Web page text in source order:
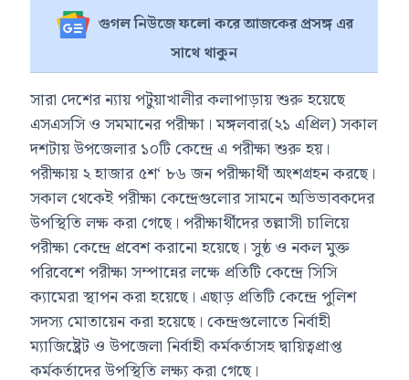
গুগল নিউজে ফলো করে আজকের প্রসঙ্গ এর
সাথে থাকুন
সারা দেশের ন্যায় পটুয়াখালীর কলাপাড়ায় শুরু হয়েছে
এসএসসি ও সমমানের পরীক্ষা। মঙ্গলবার(২১ এপ্রিল) সকাল
দশটায় উপজেলার ১০টি কেন্দ্রে এ পরীক্ষা শুরু হয়।
পরীক্ষায় ২ হাজার ৫শ‘ ৮৬ জন পরীক্ষার্থী অংশগ্রহন করছে।
সকাল থেকেই পরীক্ষা কেন্দ্রেগুলোর সামনে অভিভাবকদের
উপস্থিতি লক্ষ করা গেছে। পরীক্ষার্থীদের তল্লাসী চালিয়ে
পরীক্ষা কেন্দ্রে প্রবেশ করানো হয়েছে। সুষ্ঠ ও নকল মুক্ত
পরিবেশে পরীক্ষা সম্পান্নের লক্ষে প্রতিটি কেন্দ্রে সিসি
ক্যামেরা স্থাপন করা হয়েছে। এছাড় প্রতিটি কেন্দ্রে পুলিশ
সদস্য মোতায়েন করা হয়েছে। কেন্দ্রগুলোতে নির্বাহী
ম্যাজিষ্ট্রেট ও উপজেলা নির্বাহী কর্মকর্তাসহ দ্বায়িত্বপ্রাপ্ত
কর্মকর্তাদের উপস্থিতি লক্ষ্য করা গেছে।